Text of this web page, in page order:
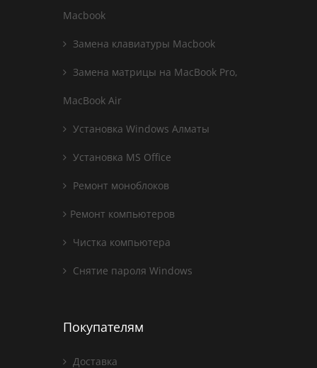
Macbook
Замена клавиатуры Macbook
Замена матрицы на MacBook Pro,
MacBook Air
Установка Windows Алматы
Установка MS Office
Ремонт моноблоков
Ремонт компьютеров
Чистка компьютера
Снятие пароля Windows
Покупателям
Доставка